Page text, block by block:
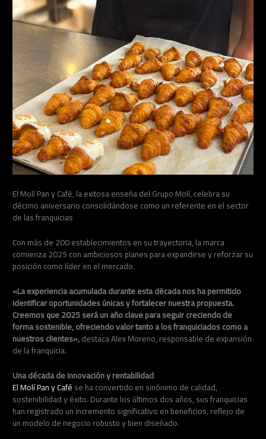
El Molí Pan y Café, la exitosa enseña del Grupo Molí, celebra su
décimo aniversario consolidándose como un referente en el sector
de las franquicias
Con más de 200 establecimientos en su trayectoria, la marca
comienza 2025 con ambiciosos planes para expandirse y reforzar su
posición como líder en el mercado.
«La experiencia acumulada durante esta década nos ha permitido
identificar oportunidades únicas y fortalecer nuestra propuesta.
Creemos que 2025 será un año clave para seguir creciendo de
forma sostenible, ofreciendo valor tanto a los franquiciados como a
nuestros clientes»,destaca Alex Moreno, responsable de expansión
de la franquicia.
Una década de innovación y rentabilidad
El Molí Pan y Cafése ha convertido en sinónimo de calidad,
sostenibilidad y éxito. Durante los últimos dos años, sus franquicias
han registrado un incremento significativo en beneficios, reflejo de
un modelo de negocio robusto y bien diseñado.